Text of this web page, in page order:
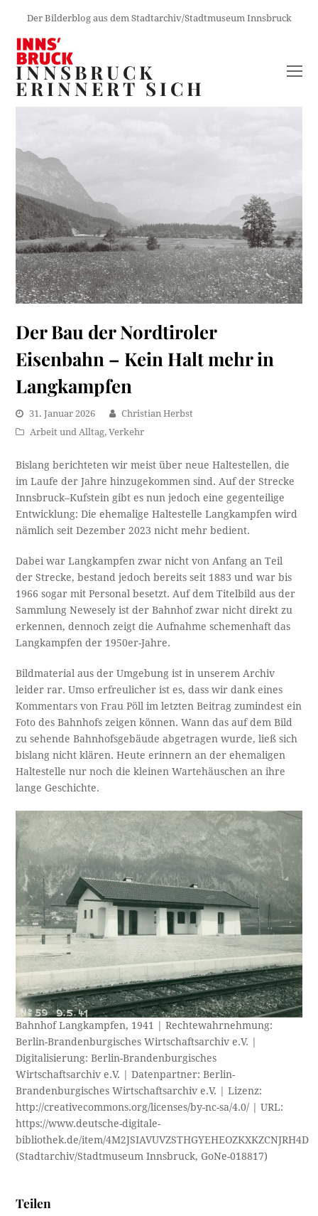
Der Bilderblog aus dem Stadtarchiv/Stadtmuseum Innsbruck
INNSBRUCK
ERINNERT SICH
Der Bau der Nordtiroler
Eisenbahn – Kein Halt mehr in
Langkampfen
31. Januar 2026
Christian Herbst
Arbeit und Alltag,Verkehr
Bislang berichteten wir meist über neue Haltestellen, die
im Laufe der Jahre hinzugekommen sind. Auf der Strecke
Innsbruck–Kufstein gibt es nun jedoch eine gegenteilige
Entwicklung: Die ehemalige Haltestelle Langkampfen wird
nämlich seit Dezember 2023 nicht mehr bedient.
Dabei war Langkampfen zwar nicht von Anfang an Teil
der Strecke, bestand jedoch bereits seit 1883 und war bis
1966 sogar mit Personal besetzt. Auf dem Titelbild aus der
Sammlung Newesely ist der Bahnhof zwar nicht direkt zu
erkennen, dennoch zeigt die Aufnahme schemenhaft das
Langkampfen der 1950er-Jahre.
Bildmaterial aus der Umgebung ist in unserem Archiv
leider rar. Umso erfreulicher ist es, dass wir dank eines
Kommentars von Frau Pöll im letzten Beitrag zumindest ein
Foto des Bahnhofs zeigen können. Wann das auf dem Bild
zu sehende Bahnhofsgebäude abgetragen wurde, ließ sich
bislang nicht klären. Heute erinnern an der ehemaligen
Haltestelle nur noch die kleinen Wartehäuschen an ihre
lange Geschichte.
Bahnhof Langkampfen, 1941 | Rechtewahrnehmung:
Berlin-Brandenburgisches Wirtschaftsarchiv e.V. |
Digitalisierung: Berlin-Brandenburgisches
Wirtschaftsarchiv e.V. | Datenpartner: Berlin-
Brandenburgisches Wirtschaftsarchiv e.V. | Lizenz:
http://creativecommons.org/licenses/by-nc-sa/4.0/ | URL:
https://www.deutsche-digitale-
bibliothek.de/item/4M2JSIAVUVZSTHGYEHEOZKXKZCNJRH4D
(Stadtarchiv/Stadtmuseum Innsbruck, GoNe-018817)
Teilen